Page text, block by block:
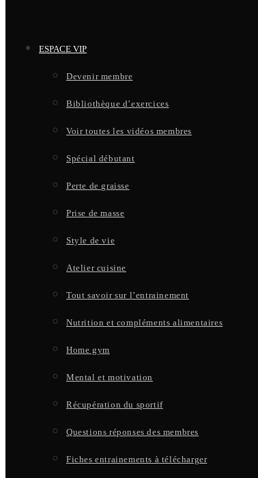
ESPACE VIP
Devenir membre
Bibliothèque d’exercices
Voir toutes les vidéos membres
Spécial débutant
Perte de graisse
Prise de masse
Style de vie
Atelier cuisine
Tout savoir sur l’entrainement
Nutrition et compléments alimentaires
Home gym
Mental et motivation
Récupération du sportif
Questions réponses des membres
Fiches entrainements à télécharger